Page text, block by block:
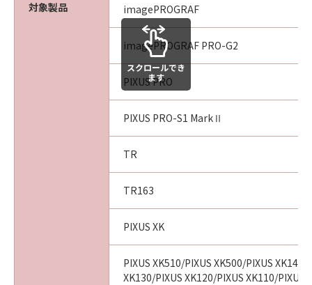
対象製品 imagePROGRAF
imagePROGRAF PRO-G2
PIXUS PRO
PIXUS PRO-S1 MarkⅡ
TR
TR163
PIXUS XK
PIXUS XK510/PIXUS XK500/PIXUS XK140/
XK130/PIXUS XK120/PIXUS XK110/PIXUS
スクロールでき
ます